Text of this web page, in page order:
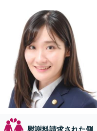
慰謝料請求された側